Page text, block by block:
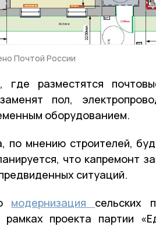
Почтой России
где разместятся
пол,
оборудованием.
по мнению строителей,
что капремонт
ситуаций.
модернизация сельских
рамках проекта партии